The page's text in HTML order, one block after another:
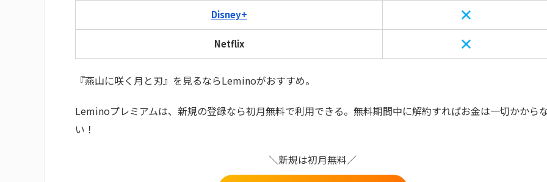
Disney+
Netflix
『燕山に咲く月と刃』を見るならLeminoがおすすめ。
Leminoプレミアムは、新規の登録なら初月無料で利用できる。無料期間中に解約すればお金は一切かから
い！
＼新規は初月無料／